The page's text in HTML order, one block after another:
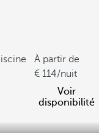
À partir de
114/nuit
Voir
disponibilité